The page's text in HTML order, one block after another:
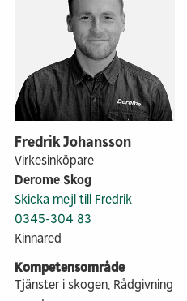
Fredrik Johansson
Virkesinköpare
Derome Skog
Skicka mejl till Fredrik
0345-304 83
Kinnared
Kompetensområde
Tjänster i skogen, Rådgivning